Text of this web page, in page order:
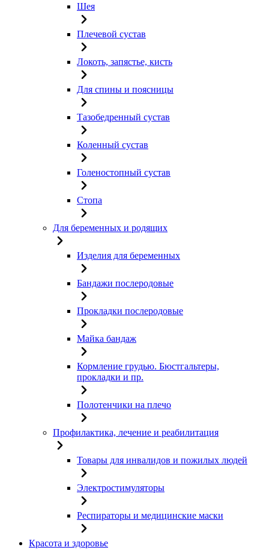
Шея
Плечевой сустав
Локоть, запястье, кисть
Для спины и поясницы
Тазобедренный сустав
Коленный сустав
Голеностопный сустав
Стопа
Для беременных и родящих
Изделия для беременных
Бандажи послеродовые
Прокладки послеродовые
Майка бандаж
Кормление грудью. Бюстгальтеры,
прокладки и пр.
Полотенчики на плечо
Профилактика, лечение и реабилитация
Товары для инвалидов и пожилых людей
Электростимуляторы
Респираторы и медицинские маски
Красота и здоровье